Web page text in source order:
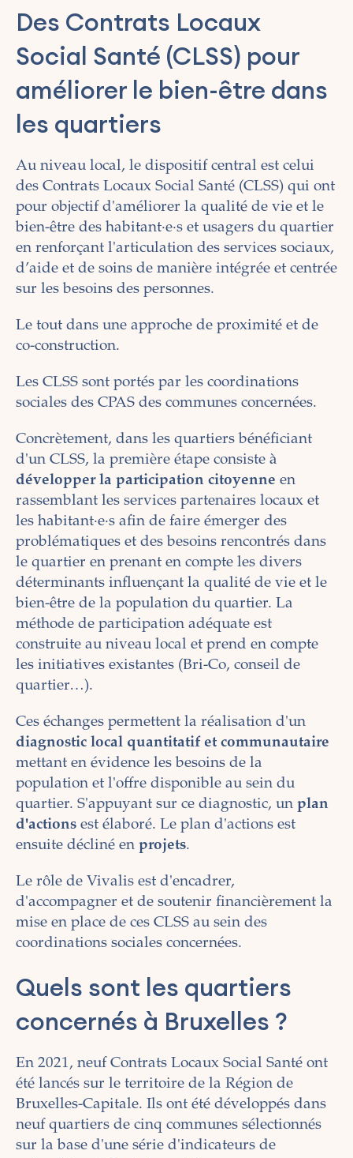
Des Contrats Locaux
Social Santé (CLSS) pour
améliorer le bien-être dans
les quartiers
Au niveau local, le dispositif central est celui
des Contrats Locaux Social Santé (CLSS) qui ont
pour objectif d'améliorer la qualité de vie et le
bien-être des habitant·e·s et usagers du quartier
en renforçant l'articulation des services sociaux,
d’aide et de soins de manière intégrée et centrée
sur les besoins des personnes.
Le tout dans une approche de proximité et de
co-construction.
Les CLSS sont portés par les coordinations
sociales des CPAS des communes concernées.
Concrètement, dans les quartiers bénéficiant
d'un CLSS, la première étape consiste à
développer la participation citoyenne en
rassemblant les services partenaires locaux et
les habitant·e·s afin de faire émerger des
problématiques et des besoins rencontrés dans
le quartier en prenant en compte les divers
déterminants influençant la qualité de vie et le
bien-être de la population du quartier. La
méthode de participation adéquate est
construite au niveau local et prend en compte
les initiatives existantes (Bri-Co, conseil de
quartier…).
Ces échanges permettent la réalisation d'un
diagnostic local quantitatif et communautaire
mettant en évidence les besoins de la
population et l'offre disponible au sein du
quartier. S'appuyant sur ce diagnostic, un plan
d'actions est élaboré. Le plan d'actions est
ensuite décliné en projets.
Le rôle de Vivalis est d'encadrer,
d'accompagner et de soutenir financièrement la
mise en place de ces CLSS au sein des
coordinations sociales concernées.
Quels sont les quartiers
concernés à Bruxelles ?
En 2021, neuf Contrats Locaux Social Santé ont
été lancés sur le territoire de la Région de
Bruxelles-Capitale. Ils ont été développés dans
neuf quartiers de cinq communes sélectionnés
sur la base d'une série d'indicateurs de